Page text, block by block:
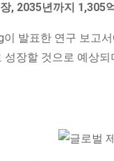
, 2035년까지 1,305
발표한 연구 보고
장할 것으로 예상